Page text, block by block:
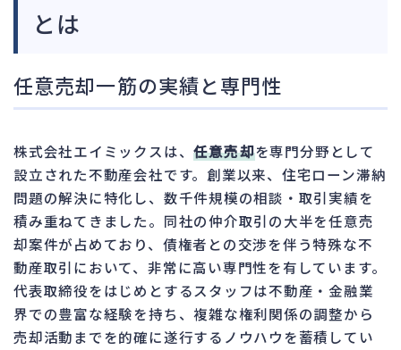
とは
任意売却一筋の実績と専門性
株式会社エイミックスは、任意売却を専門分野として
設立された不動産会社です。創業以来、住宅ローン滞納
問題の解決に特化し、数千件規模の相談・取引実績を
積み重ねてきました。同社の仲介取引の大半を任意売
却案件が占めており、債権者との交渉を伴う特殊な不
動産取引において、非常に高い専門性を有しています。
代表取締役をはじめとするスタッフは不動産・金融業
界での豊富な経験を持ち、複雑な権利関係の調整から
売却活動までを的確に遂行するノウハウを蓄積してい